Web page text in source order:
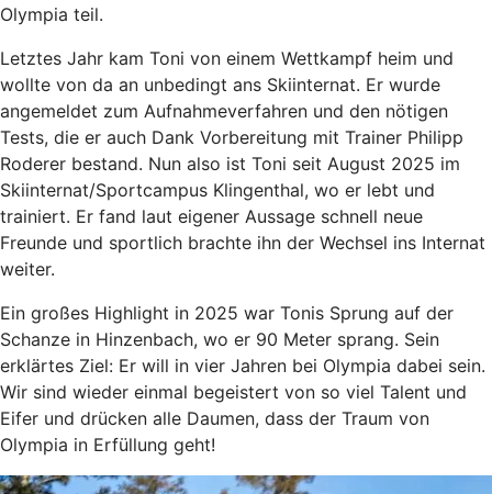
Olympia teil.
Letztes Jahr kam Toni von einem Wettkampf heim und
wollte von da an unbedingt ans Skiinternat. Er wurde
angemeldet zum Aufnahmeverfahren und den nötigen
Tests, die er auch Dank Vorbereitung mit Trainer Philipp
Roderer bestand. Nun also ist Toni seit August 2025 im
Skiinternat/Sportcampus Klingenthal, wo er lebt und
trainiert. Er fand laut eigener Aussage schnell neue
Freunde und sportlich brachte ihn der Wechsel ins Internat
weiter.
Ein großes Highlight in 2025 war Tonis Sprung auf der
Schanze in Hinzenbach, wo er 90 Meter sprang. Sein
erklärtes Ziel: Er will in vier Jahren bei Olympia dabei sein.
Wir sind wieder einmal begeistert von so viel Talent und
Eifer und drücken alle Daumen, dass der Traum von
Olympia in Erfüllung geht!